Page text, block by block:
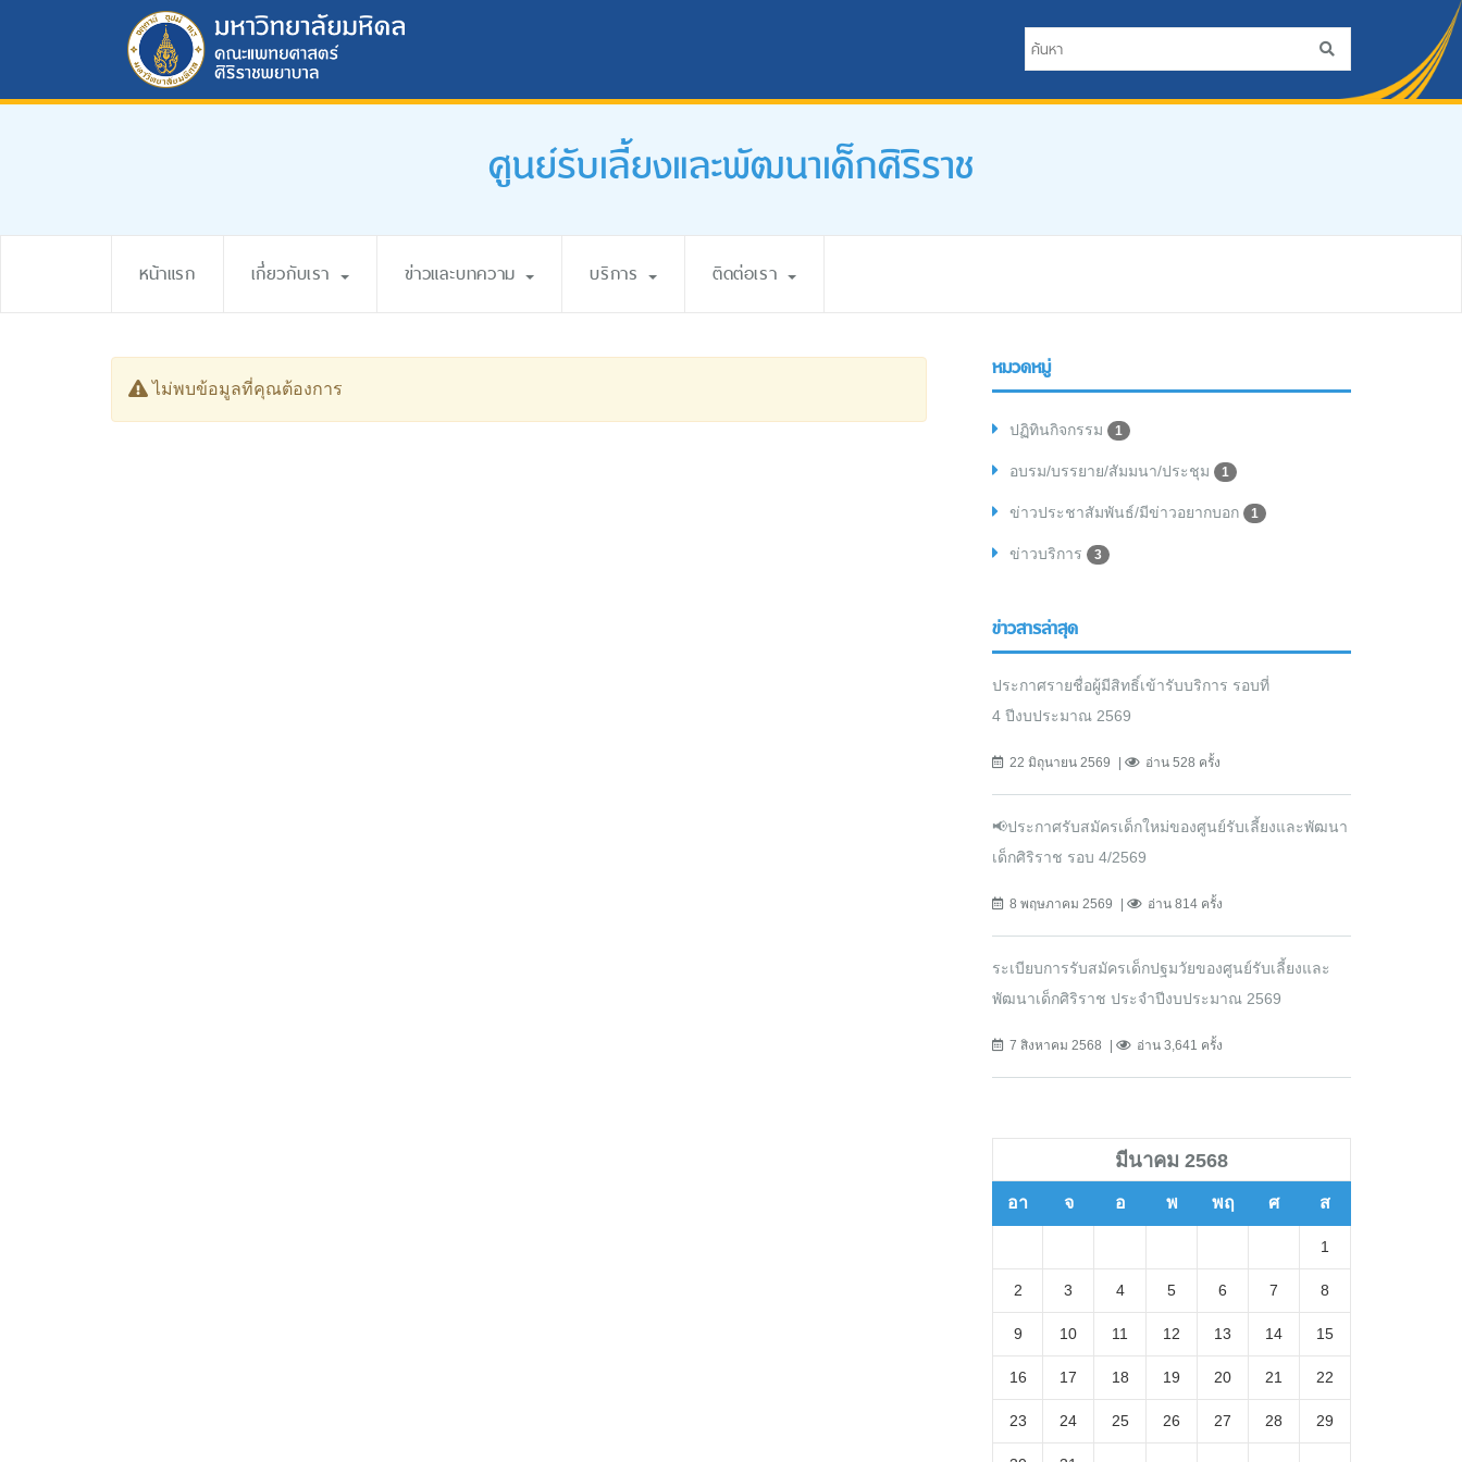
ศูนย์รับเลี้ยงและพัฒนาเด็กศิริราช
หน้าแรก เกี่ยวกับเรา ข่าวและบทความ บริการ ติดต่อเรา
ไม่พบข้อมูลที่คุณต้องการ
หมวดหมู่
ปฏิทินกิจกรรม 1
อบรม/บรรยาย/สัมมนา/ประชุม 1
ข่าวประชาสัมพันธ์/มีข่าวอยากบอก 1
ข่าวบริการ 3
ข่าวสารล่าสุด
ประกาศรายชื่อผู้มีสิทธิ์เข้ารับบริการ รอบที่
4 ปีงบประมาณ 2569
22 มิถุนายน 2569 อ่าน 528 ครั้ง
📢ประกาศรับสมัครเด็กใหม่ของศูนย์รับเลี้ยงและพัฒนา
เด็กศิริราช รอบ 4/2569
8 พฤษภาคม 2569 อ่าน 814 ครั้ง
ระเบียบการรับสมัครเด็กปฐมวัยของศูนย์รับเลี้ยงและ
พัฒนาเด็กศิริราช ประจำปีงบประมาณ 2569
7 สิงหาคม 2568 อ่าน 3,641 ครั้ง
มีนาคม 2568
อา จ อ พ พฤ ศ ส
1
2 3 4 5 6 7 8
9 10 11 12 13 14 15
16 17 18 19 20 21 22
23 24 25 26 27 28 29